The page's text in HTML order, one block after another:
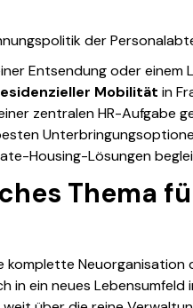
der
Entsendung oder einem
Mobilität in
zentralen HR-Aufgabe
Housing-Lösungen
Thema
Neuorganisation
ein neues Lebensumfeld